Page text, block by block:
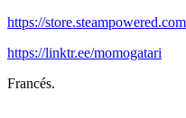
https://
https://linktr.ee/momogatari
Francés.